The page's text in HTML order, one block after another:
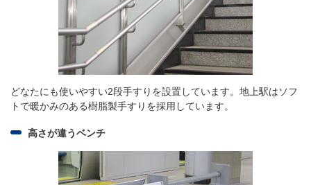
どなたにも使いやすい2段手すりを設置しています。地上駅はソフ
トで暖かみのある樹脂製手すりを採用しています。
高さが違うベンチ